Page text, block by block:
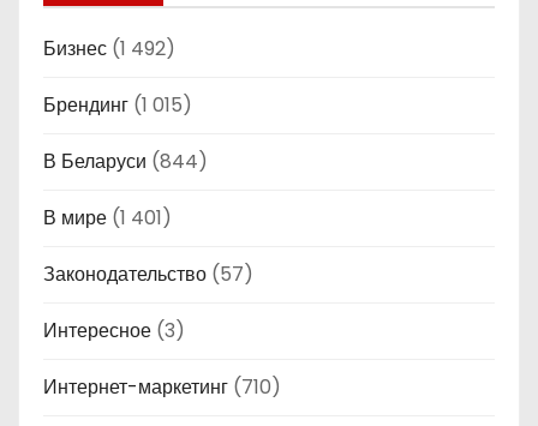
Бизнес (1 492)
Брендинг (1 015)
В Беларуси (844)
В мире (1 401)
Законодательство (57)
Интересное (3)
Интернет-маркетинг (710)